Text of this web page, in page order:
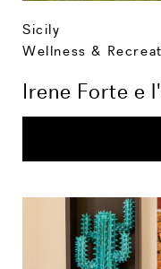
Sicily
Wellness &
Irene Forte e